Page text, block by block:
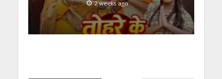
2 weeks ago